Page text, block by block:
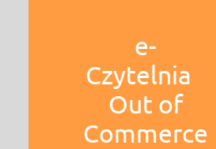
e-
Czytelnia
Out of
Commerce